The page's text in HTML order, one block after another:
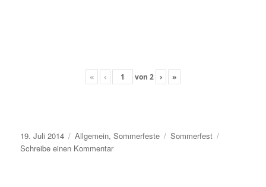
« ‹ von 2 › »
Veröffentlicht
am
19. Juli 2014 Kategorien
Allgemein,Sommerfeste Schlagwörter
Sommerfest
Schreibe einen Kommentarzu